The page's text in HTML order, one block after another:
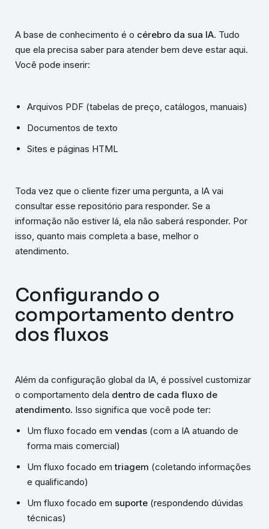
A base de conhecimento é o cérebro da sua IA. Tudo
que ela precisa saber para atender bem deve estar aqui.
Você pode inserir:
Arquivos PDF (tabelas de preço, catálogos, manuais)
Documentos de texto
Sites e páginas HTML
Toda vez que o cliente fizer uma pergunta, a IA vai
consultar esse repositório para responder. Se a
informação não estiver lá, ela não saberá responder. Por
isso, quanto mais completa a base, melhor o
atendimento.
Configurando o
comportamento dentro
dos fluxos
Além da configuração global da IA, é possível customizar
o comportamento dela dentro de cada fluxo de
atendimento. Isso significa que você pode ter:
Um fluxo focado em vendas (com a IA atuando de
forma mais comercial)
Um fluxo focado emtriagem (coletando informações
e qualificando)
Um fluxo focado em suporte (respondendo dúvidas
técnicas)